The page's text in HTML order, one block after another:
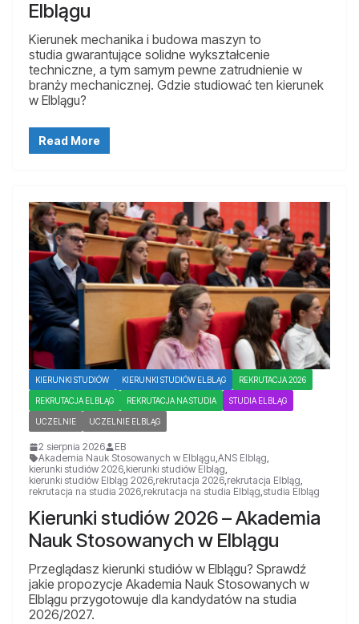
Elblągu
Kierunek mechanika i budowa maszyn to
studia gwarantujące solidne wykształcenie
techniczne, a tym samym pewne zatrudnienie w
branży mechanicznej. Gdzie studiować ten kierunek
w Elblągu?
Read More
KIERUNKI STUDIÓW KIERUNKI STUDIÓW ELBLĄG REKRUTACJA 2026
REKRUTACJA ELBLĄG REKRUTACJA NA STUDIA STUDIA ELBLĄG
UCZELNIE UCZELNIE ELBLĄG
2 sierpnia 2026
EB
Akademia Nauk Stosowanych w Elblągu,ANS Elbląg,
kierunki studiów 2026,kierunki studiów Elbląg,
kierunki studiów Elbląg 2026,rekrutacja 2026,rekrutacja Elbląg,
rekrutacja na studia 2026,rekrutacja na studia Elbląg,studia Elbląg
Kierunki studiów 2026 – Akademia
Nauk Stosowanych w Elblągu
Przeglądasz kierunki studiów w Elblągu? Sprawdź
jakie propozycje Akademia Nauk Stosowanych w
Elblągu przygotowuje dla kandydatów na studia
2026/2027.